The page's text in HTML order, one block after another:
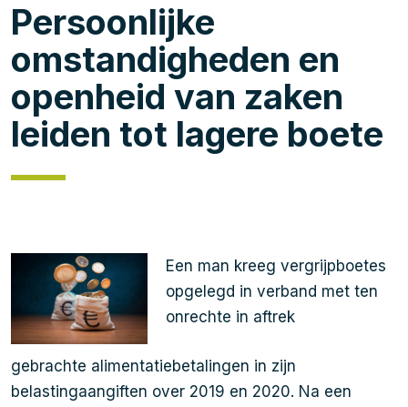
Persoonlijke
omstandigheden en
openheid van zaken
leiden tot lagere boete
Een man kreeg vergrijpboetes
opgelegd in verband met ten
onrechte in aftrek
gebrachte alimentatiebetalingen in zijn
belastingaangiften over 2019 en 2020. Na een